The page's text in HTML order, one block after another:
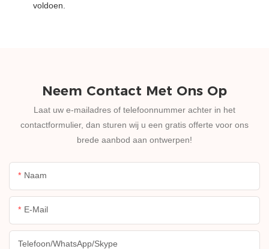
voldoen.
Neem Contact Met Ons Op
Laat uw e-mailadres of telefoonnummer achter in het
contactformulier, dan sturen wij u een gratis offerte voor ons
brede aanbod aan ontwerpen!
Naam
E-Mail
Telefoon/WhatsApp/Skype